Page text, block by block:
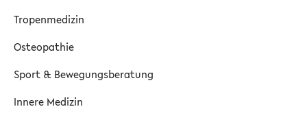
Tropenmedizin
Osteopathie
Sport & Bewegungsberatung
Innere Medizin